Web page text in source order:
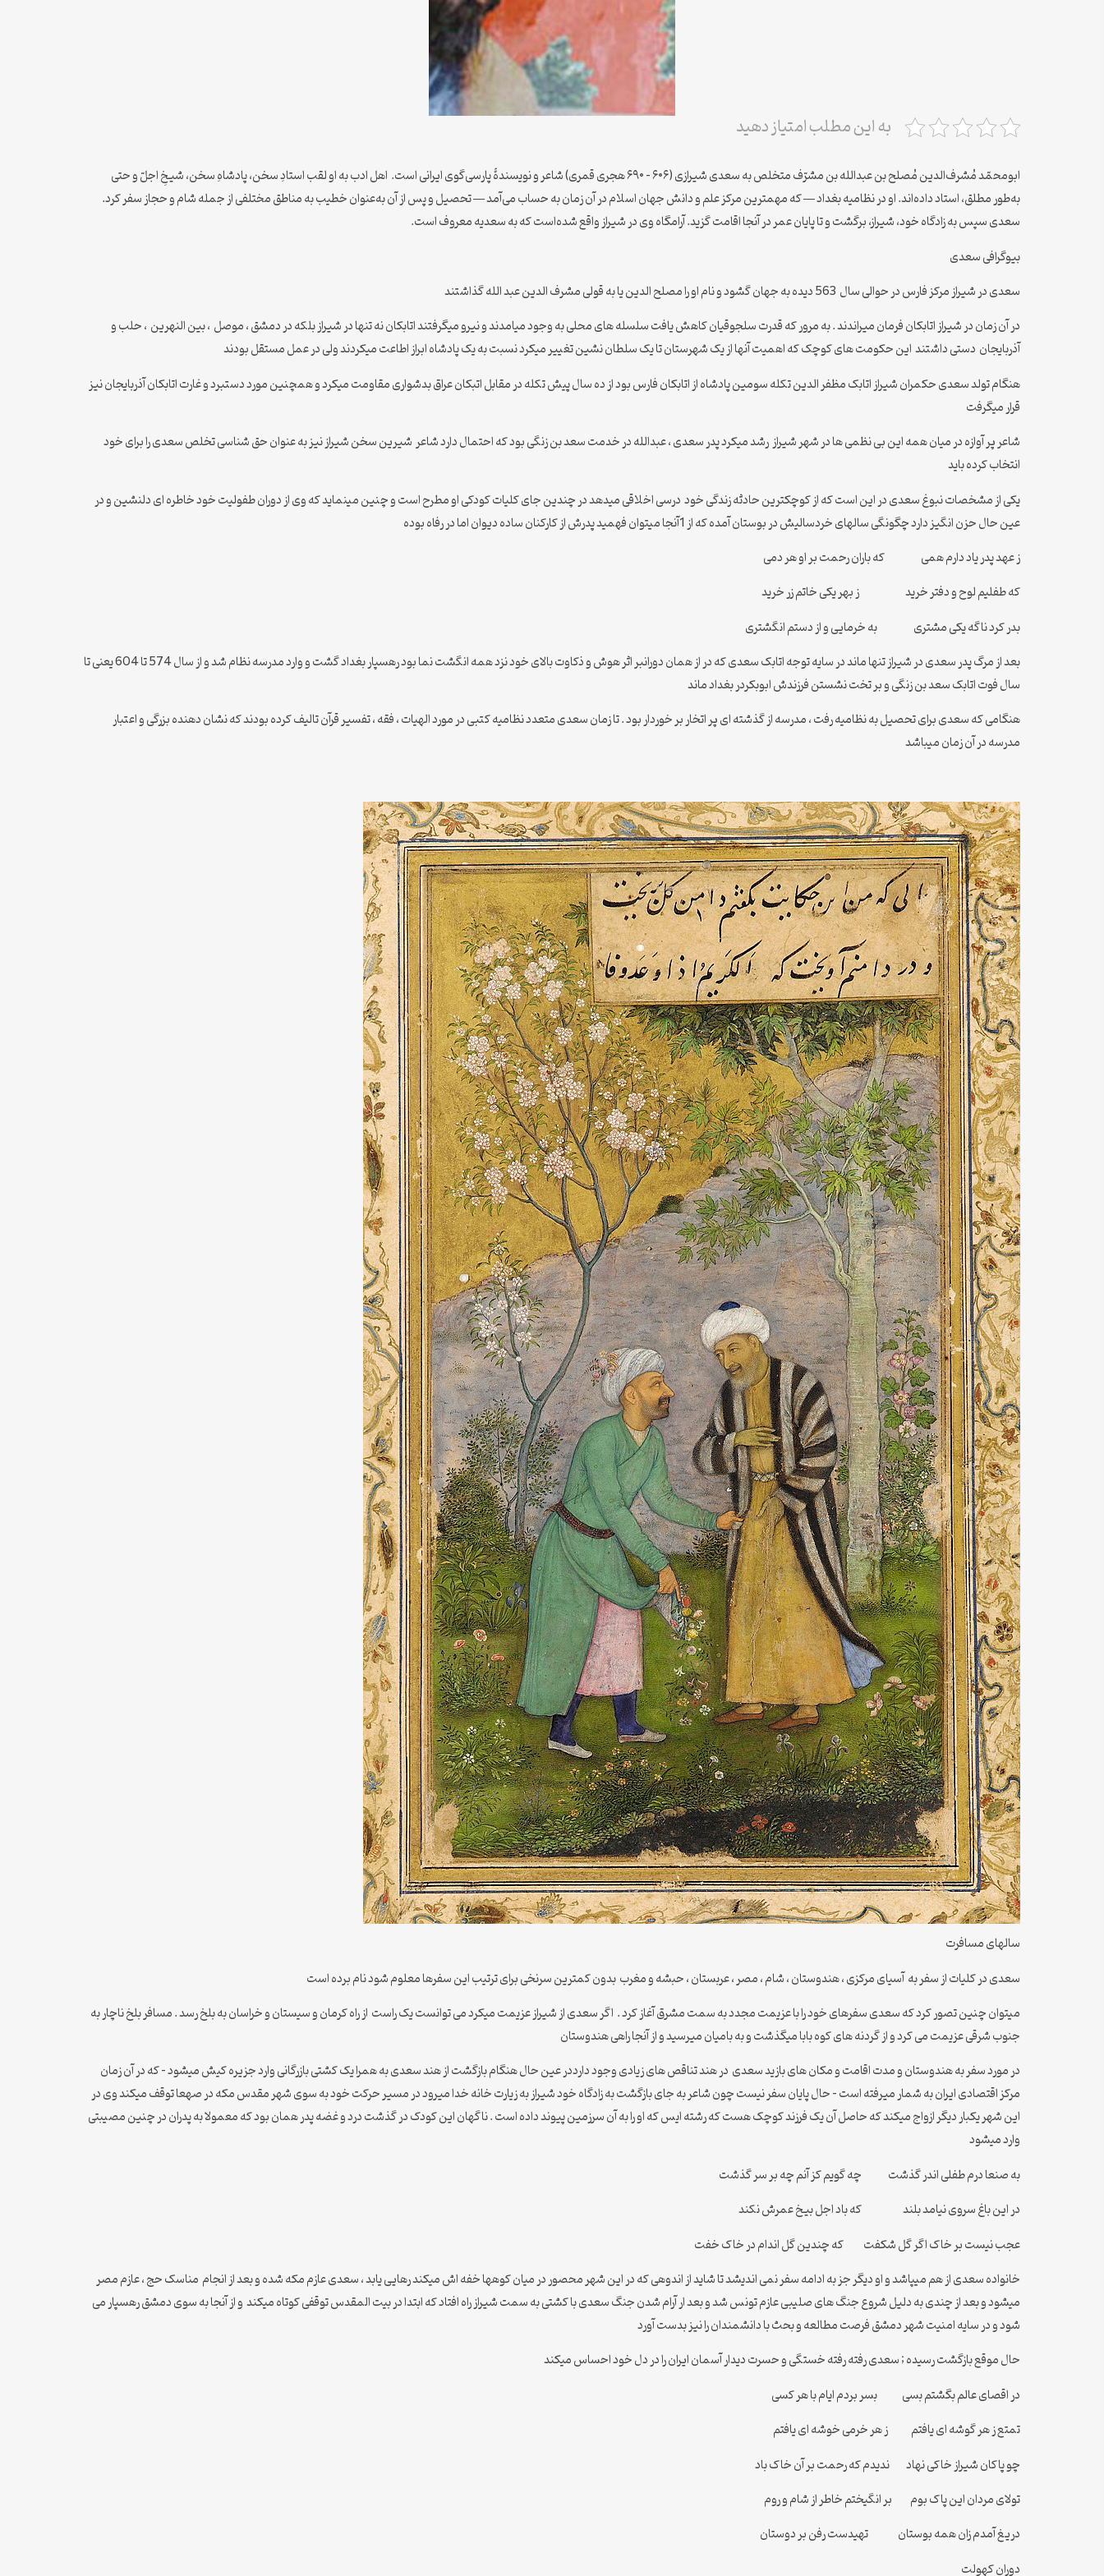
به این مطلب امتیاز دهید
ابومحمّد مُشرف‌الدین مُصلح بن عبدالله بن مشرّف متخلص به سعدی شیرازی (۶۰۶ – ۶۹۰ هجری قمری) شاعر و نویسندهٔ پارسی‌گوی ایرانی است. اهل ادب به او لقب استادِ سخن، پادشاهِ سخن، شیخِ اجلّ و حتی
به‌طور مطلق، استاد داده‌اند. او در نظامیه بغداد — که مهمترین مرکز علم و دانش جهان اسلام در آن زمان به حساب می‌آمد — تحصیل و پس از آن به‌عنوان خطیب به مناطق مختلفی از جمله شام و حجاز سفر کرد.
سعدی سپس به زادگاه خود، شیراز، برگشت و تا پایان عمر در آنجا اقامت گزید. آرامگاه وی در شیراز واقع شده‌است که به سعدیه معروف است.
بیوگرافی سعدی
سعدی در شیراز مرکز فارس در حوالی سال 563 دیده به جهان گشود و نام او را مصلح الدین یا به قولی مشرف الدین عبد الله گذاشتند
در آن زمان در شیراز اتابکان فرمان میراندند . به مرور که قدرت سلجوقیان کاهش یافت سلسله های محلی به وجود میامدند و نیرو میگرفتند اتابکان نه تنها در شیراز بلکه در دمشق ، موصل ، بین النهرین ، حلب و
آذربایجان دستی داشتند این حکومت های کوچک که اهمیت آنها از یک شهرستان تا یک سلطان نشین تغییر میکرد نسبت به یک پادشاه ابراز اطاعت میکردند ولی در عمل مستقل بودند
هنگام تولد سعدی حکمران شیراز اتابک مظفر الدین تکله سومین پادشاه از اتابکان فارس بود از ده سال پیش تکله در مقابل اتبکان عراق بدشواری مقاومت میکرد و همچنین مورد دستبرد و غارت اتابکان آذربایجان نیز
قرار میگرفت
شاعر پر آوازه در میان همه این بی نظمی ها در شهر شیراز رشد میکرد پدر سعدی ، عبدالله در خدمت سعد بن زنگی بود که احتمال دارد شاعر شیرین سخن شیراز نیز به عنوان حق شناسی تخلص سعدی را برای خود
انتخاب کرده باید
یکی از مشخصات نبوغ سعدی در این است که از کوچکترین حادثه زندگی خود درسی اخلاقی میدهد در چندین جای کلیات کودکی او مطرح است و چنین مینماید که وی از دوران طفولیت خود خاطره ای دلنشین و در
عین حال حزن انگیز دارد چگونگی سالهای خردسالیش در بوستان آمده که از 1آنجا میتوان فهمید پدرش از کارکنان ساده دیوان اما در رفاه بوده
ز عهد پدر یاد دارم همی که باران رحمت بر او هر دمی
که طفلیم لوح و دفتر خرید ز بهر یکی خاتم زر خرید
بدر کرد ناگه یکی مشتری به خرمایی و از دستم انگشتری
بعد از مرگ پدر سعدی در شیراز تنها ماند در سایه توجه اتابک سعدی که در از همان دورانبر اثر هوش و ذکاوت بالای خود نزد همه انگشت نما بود رهسپار بغداد گشت و وارد مدرسه نظام شد و از سال 574 تا 604 یعنی تا
سال فوت اتابک سعد بن زنگی و بر تخت نشستن فرزندش ابوبکردر بغداد ماند
هنگامی که سعدی برای تحصیل به نظامیه رفت ، مدرسه از گذشته ای پر اتخار بر خوردار بود . تا زمان سعدی متعدد نظامیه کتبی در مورد الهیات ، فقه ، تفسیر قرآن تالیف کرده بودند که نشان دهنده بزرگی و اعتبار
مدرسه در آن زمان میباشد
سالهای مسافرت
سعدی در کلیات از سفر به آسیای مرکزی ، هندوستان ، شام ، مصر ، عربستان ، حبشه و مغرب بدون کمترین سرنخی برای ترتیب این سفرها معلوم شود نام برده است
میتوان چنین تصور کرد که سعدی سفرهای خود را با عزیمت مجدد به سمت مشرق آغاز کرد . اگر سعدی از شیراز عزیمت میکرد می توانست یک راست از راه کرمان و سیستان و خراسان به بلخ رسد . مسافر بلخ ناچار به
جنوب شرقی عزیمت می کرد و از گردنه های کوه بابا میگذشت و به بامیان میرسید و از آنجا راهی هندوستان
در مورد سفر به هندوستان و مدت اقامت و مکان های بازید سعدی در هند تناقص های زیادی وجود دارددر عین حال هنگام بازگشت از هند سعدی به همرا یک کشتی بازرگانی وارد جزیره کیش میشود – که در آن زمان
مرکز اقتصادی ایران به شمار میرفته است – حال پایان سفر نیست چون شاعر به جای بازگشت به زادگاه خود شیراز به زیارت خانه خدا میرود در مسیر حرکت خود به سوی شهر مقدس مکه در صهعا توقف میکند وی در
این شهر یکبار دیگر ازواج میکند که حاصل آن یک فرزند کوچک هست که رشته ایس که او را به آن سرزمین پیوند داده است . ناگهان این کودک در گذشت درد و غضه پدر همان بود که معمولا به پدران در چنین مصیبتی
وارد میشود
به صنعا درم طفلی اندر گذشت چه گویم کز آنم چه بر سر گذشت
در این باغ سروی نیامد بلند که باد اجل بیخ عمرش نکند
عجب نیست بر خاک اگر گل شکفت که چندین گل اندام در خاک خفت
خانواده سعدی از هم میپاشد و او دیگر جز به ادامه سفر نمی اندیشد تا شاید از اندوهی که در این شهر محصور در میان کوهها خفه اش میکند رهایی یابد ، سعدی عازم مکه شده و بعد از انجام مناسک حج ، عازم مصر
میشود و بعد از چندی به دلیل شروع جنگ های صلیبی عازم تونس شد و بعد ار آرام شدن جنگ سعدی با کشتی به سمت شیراز راه افتاد که ابتدا در بیت المقدس توقفی کوتاه میکند و از آنجا به سوی دمشق رهسپار می
شود و در سایه امنیت شهر دمشق فرصت مطالعه و بحث با دانشمندان را نیز بدست آورد
حال موقع بازگشت رسیده ; سعدی رفته رفته خستگی و حسرت دیدار آسمان ایران را در دل خود احساس میکند
در اقصای عالم بگشتم بسی بسر بردم ایام با هر کسی
تمتع ز هر گوشه ای یافتم ز هر خرمی خوشه ای یافتم
چو پاکان شیراز خاکی نهاد ندیدم که رحمت بر آن خاک باد
تولای مردان این پاک بوم بر انگیختم خاطر از شام و روم
دریغ آمدم زان همه بوستان تهیدست رفن بر دوستان
دوران کهولت